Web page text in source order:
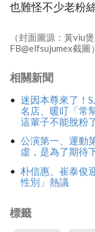
也難怪不少老粉
（封面圖源：黃viu
FB@elfsujumex截圖）
相關新聞
迷因本尊來了！
名店、暖叮「常
這輩子不能脫粉
公演第一、運動
虛，是為了期待
朴信惠、崔泰俊
性別」熱議
標籤